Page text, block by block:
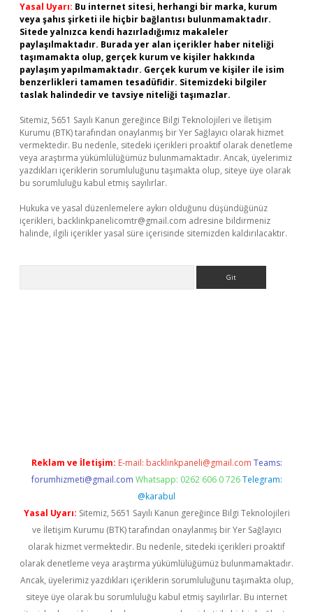
Yasal Uyarı: Bu internet sitesi, herhangi bir marka, kurum
veya şahıs şirketi ile hiçbir bağlantısı bulunmamaktadır.
Sitede yalnızca kendi hazırladığımız makaleler
paylaşılmaktadır. Burada yer alan içerikler haber niteliği
taşımamakta olup, gerçek kurum ve kişiler hakkında
paylaşım yapılmamaktadır. Gerçek kurum ve kişiler ile isim
benzerlikleri tamamen tesadüfidir. Sitemizdeki bilgiler
taslak halindedir ve tavsiye niteliği taşımazlar.
Sitemiz, 5651 Sayılı Kanun gereğince Bilgi Teknolojileri ve İletişim
Kurumu (BTK) tarafından onaylanmış bir Yer Sağlayıcı olarak hizmet
vermektedir. Bu nedenle, sitedeki içerikleri proaktif olarak denetleme
veya araştırma yükümlülüğümüz bulunmamaktadır. Ancak, üyelerimiz
yazdıkları içeriklerin sorumluluğunu taşımakta olup, siteye üye olarak
bu sorumluluğu kabul etmiş sayılırlar.
Hukuka ve yasal düzenlemelere aykırı olduğunu düşündüğünüz
içerikleri, backlinkpanelicomtr@gmail.com adresine bildirmeniz
halinde, ilgili içerikler yasal süre içerisinde sitemizden kaldırılacaktır.
Reklam ve İletişim: E-mail: backlinkpaneli@gmail.com Teams:
forumhizmeti@gmail.com Whatsapp: 0262 606 0 726 Telegram:
@karabul
Yasal Uyarı: Sitemiz, 5651 Sayılı Kanun gereğince Bilgi Teknolojileri
ve İletişim Kurumu (BTK) tarafından onaylanmış bir Yer Sağlayıcı
olarak hizmet vermektedir. Bu nedenle, sitedeki içerikleri proaktif
olarak denetleme veya araştırma yükümlülüğümüz bulunmamaktadır.
Ancak, üyelerimiz yazdıkları içeriklerin sorumluluğunu taşımakta olup,
siteye üye olarak bu sorumluluğu kabul etmiş sayılırlar. Bu internet